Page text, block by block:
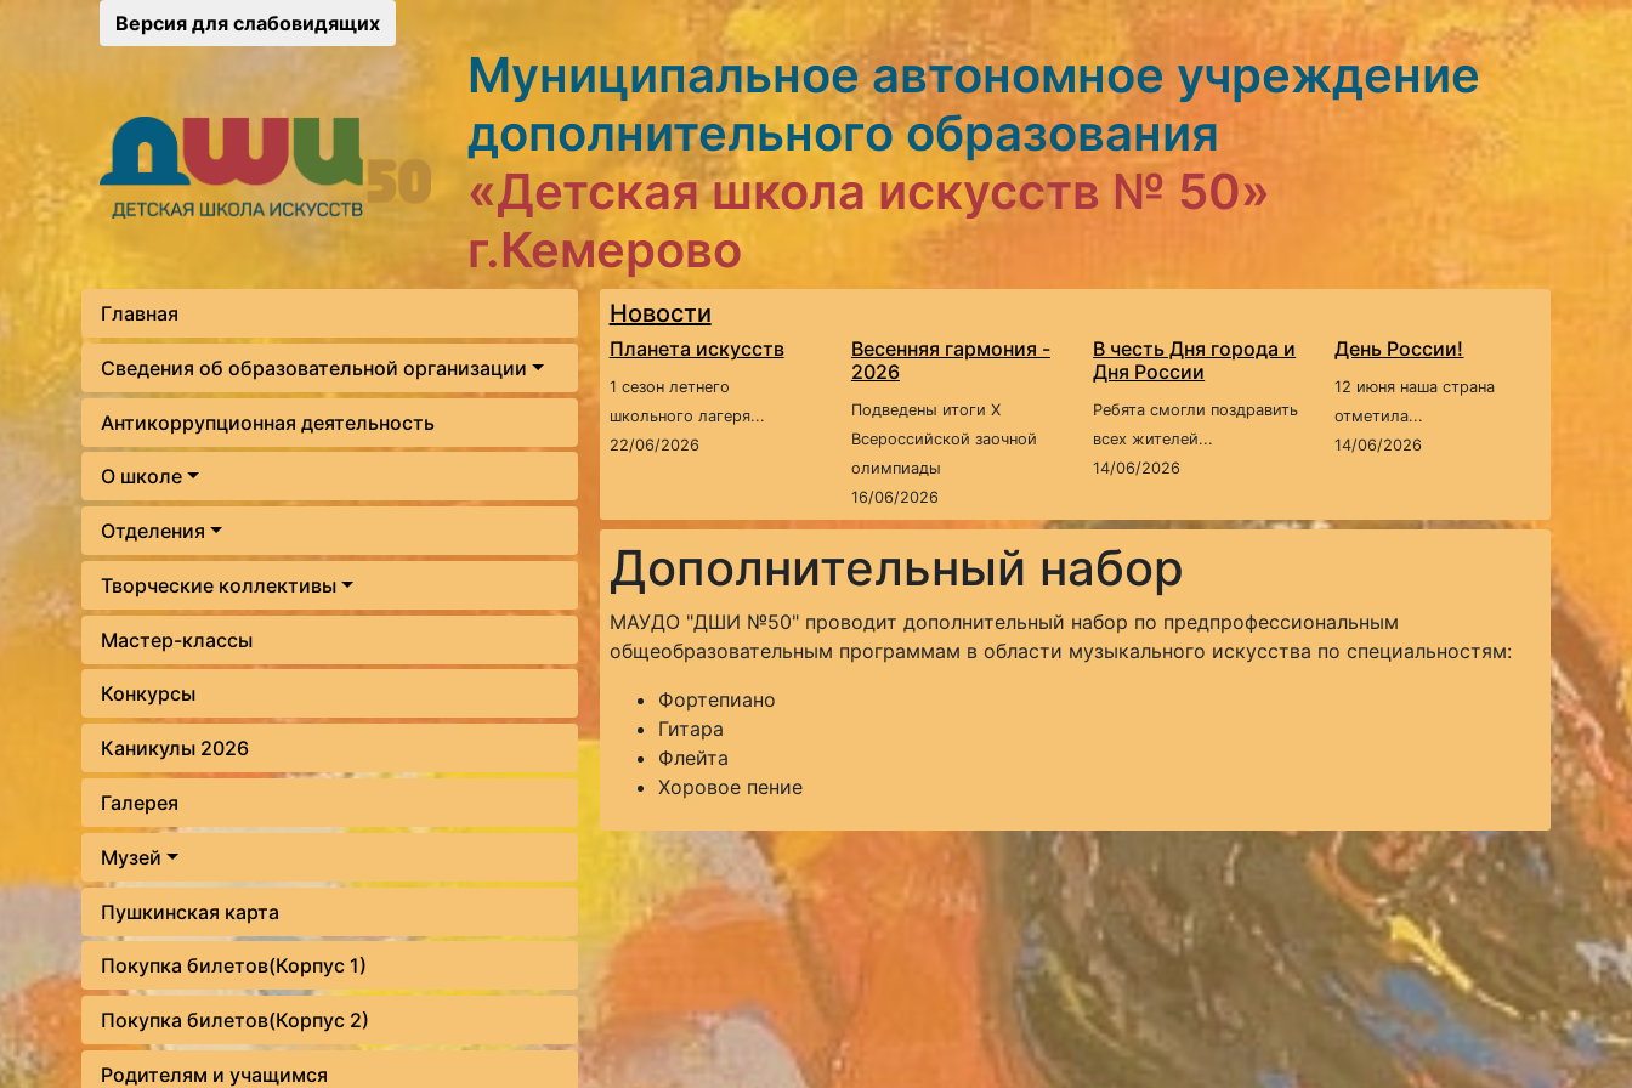
Версия для слабовидящих
Муниципальное автономное учреждение
дополнительного образования
«Детская школа искусств № 50»
г.Кемерово
Главная
Сведения об образовательной организации
Антикоррупционная деятельность
О школе
Отделения
Творческие коллективы
Мастер-классы
Конкурсы
Каникулы 2026
Галерея
Музей
Пушкинская карта
Покупка билетов(Корпус 1)
Покупка билетов(Корпус 2)
Родителям и учащимся
Новости
Планета искусств
1 сезон летнего
школьного лагеря...
22/06/2026
Весенняя гармония -
2026
Подведены итоги X
Всероссийской заочной
олимпиады
16/06/2026
В честь Дня города и
Дня России
Ребята смогли поздравить
всех жителей...
14/06/2026
День России!
12 июня наша страна
отметила...
14/06/2026
Дополнительный набор
МАУДО "ДШИ №50" проводит дополнительный набор по предпрофессиональным
общеобразовательным программам в области музыкального искусства по специальностям:
Фортепиано
Гитара
Флейта
Хоровое пение